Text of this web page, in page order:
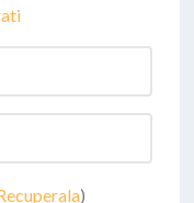
)